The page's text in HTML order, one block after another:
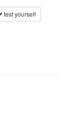
test yourself